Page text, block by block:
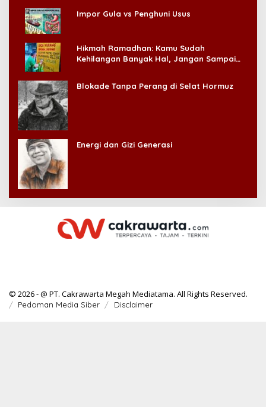
Impor Gula vs Penghuni Usus
Hikmah Ramadhan: Kamu Sudah
Kehilangan Banyak Hal, Jangan Sampai
Blokade Tanpa Perang di Selat Hormuz
Energi dan Gizi Generasi
© 2026 - @ PT. Cakrawarta Megah Mediatama. All Rights Reserved.
Pedoman Media Siber Disclaimer